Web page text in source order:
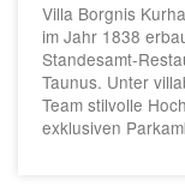
Villa Borgnis
im Jahr 1838
Standesamt-
Taunus. Unter
Team stilvolle
exklusiven